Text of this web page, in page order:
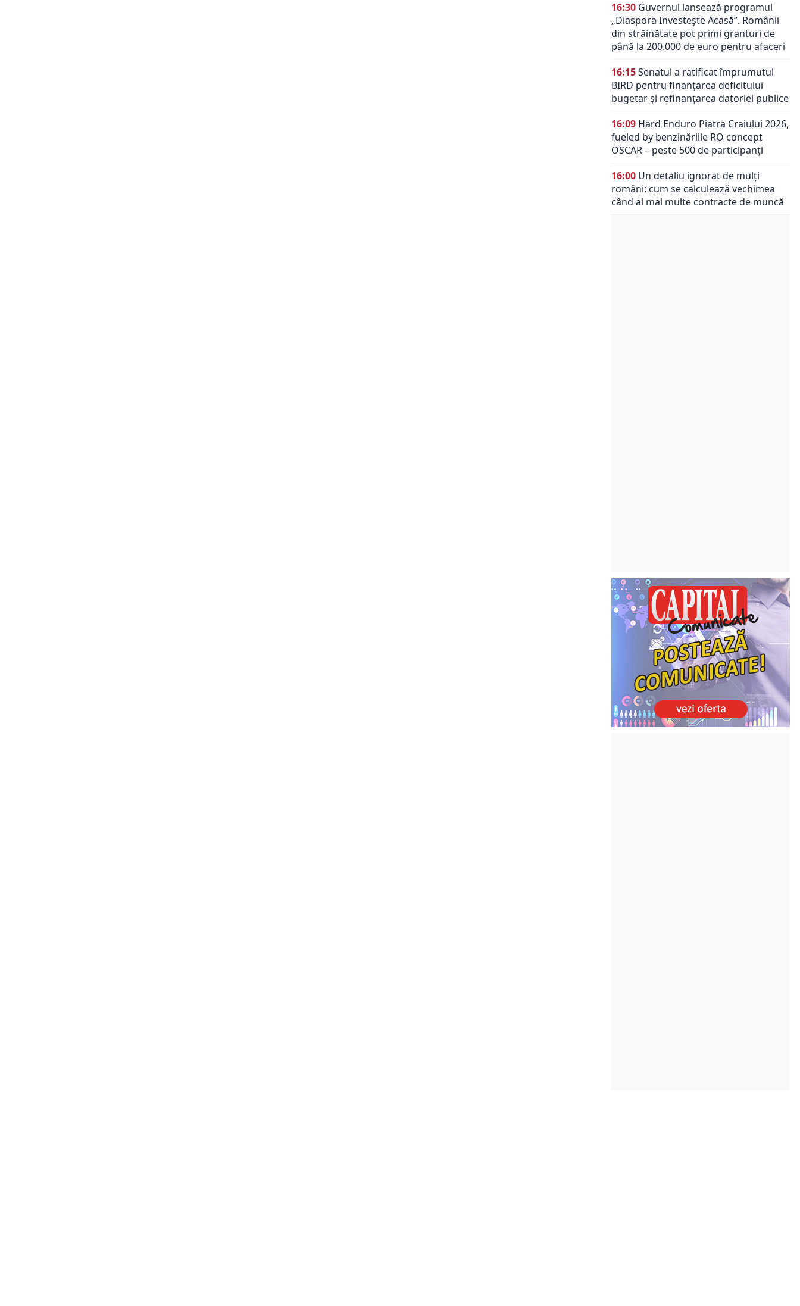
16:30 Guvernul lansează programul
„Diaspora Investește Acasă”. Românii
din străinătate pot primi granturi de
până la 200.000 de euro pentru afaceri
16:15Senatul a ratificat împrumutul
BIRD pentru finanțarea deficitului
bugetar și refinanțarea datoriei publice
16:09 Hard Enduro Piatra Craiului 2026,
fueled by benzinăriile RO concept
OSCAR – peste 500 de participanți
16:00 Un detaliu ignorat de mulți
români: cum se calculează vechimea
când ai mai multe contracte de muncă